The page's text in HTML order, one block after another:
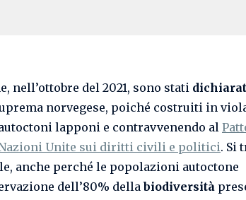
nell’ottobre del 2021, sono stati
norvegese, poiché costruiti in
lapponi e contravvenendo al
Unite sui diritti civili e politici. Si
anche perché le popolazioni autoctone
dell’80% dellabiodiversità